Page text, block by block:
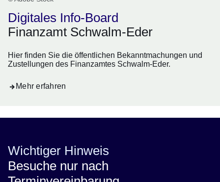
Digitales Info-Board
Finanzamt Schwalm-Eder
Hier finden Sie die öffentlichen Bekanntmachungen und
Zustellungen des Finanzamtes Schwalm-Eder.
Mehr erfahren
Wichtiger Hinweis
Besuche nur nach